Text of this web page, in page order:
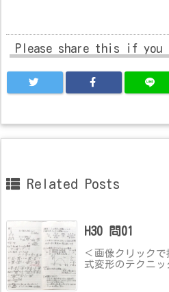
Please share this if
Related Posts
H30 問01
＜画像クリック
式変形のテクニッ